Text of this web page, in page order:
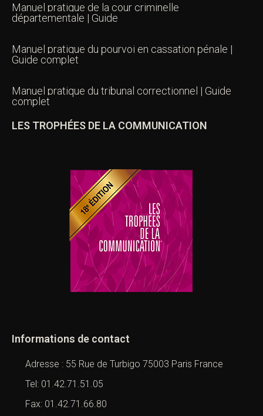
Manuel pratique de la cour criminelle
départementale | Guide
Manuel pratique du pourvoi en cassation pénale |
Guide complet
Manuel pratique du tribunal correctionnel | Guide
complet
LES TROPHÉES DE LA COMMUNICATION
Informations de contact
Adresse : 55 Rue de Turbigo 75003 Paris France
Tel: 01.42.71.51.05
Fax: 01.42.71.66.80